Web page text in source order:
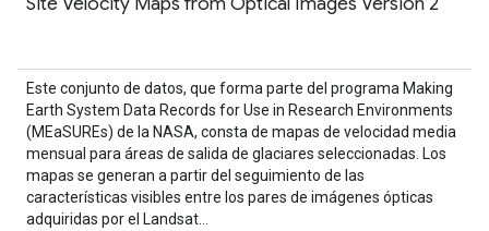
Este conjunto de datos, que forma parte del programa Making
Earth System Data Records for Use in Research Environments
(MEaSUREs) de la NASA, consta de mapas de velocidad media
mensual para áreas de salida de glaciares seleccionadas. Los
mapas se generan a partir del seguimiento de las
características visibles entre los pares de imágenes ópticas
adquiridas por el Landsat…